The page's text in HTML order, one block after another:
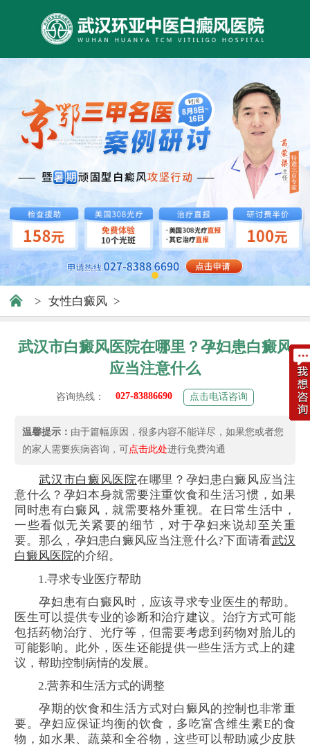
> 女性白癜风 >
武汉市白癜风医院在哪里？孕妇患白癜风
应当注意什么
咨询热线： 027-83886690 点击电话咨询
温馨提示： 由于篇幅原因，很多内容不能详尽，如果您或者您
的家人需要疾病咨询，可点击此处进行免费沟通
武汉市白癜风医院在哪里？孕妇患白癜风应当注
意什么？孕妇本身就需要注重饮食和生活习惯，如果
同时患有白癜风，就需要格外重视。在日常生活中，
一些看似无关紧要的细节，对于孕妇来说却至关重
要。那么，孕妇患白癜风应当注意什么?下面请看武汉
白癜风医院的介绍。
1.寻求专业医疗帮助
孕妇患有白癜风时，应该寻求专业医生的帮助。
医生可以提供专业的诊断和治疗建议。治疗方式可能
包括药物治疗、光疗等，但需要考虑到药物对胎儿的
可能影响。此外，医生还能提供一些生活方式上的建
议，帮助控制病情的发展。
2.营养和生活方式的调整
孕期的饮食和生活方式对白癜风的控制也非常重
要。孕妇应保证均衡的饮食，多吃富含维生素E的食
物，如水果、蔬菜和全谷物，这些可以帮助减少皮肤